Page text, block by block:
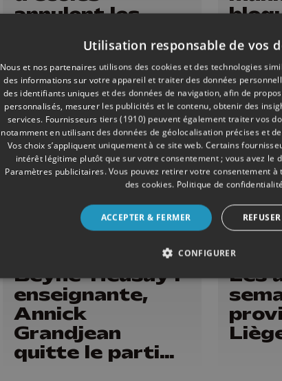
annulent les
la veille du
début des
épreuves
10/06/2026
Beyne-Heusay :
enseignante,
Annick
Grandjean
quitte le parti
Les
Utilisation responsable de vos
Nous et nos partenaires utilisons des cookies et des technologies
des informations sur votre appareil et traiter des données
des identifiants uniques et des données de navigation, afin de
personnalisés, mesurer les publicités et le contenu, obtenir des
services. Fournisseurs tiers (1910) peuvent également traiter vos
notamment en utilisant des données de géolocalisation précises et
Vos choix s’appliquent uniquement à ce site web. Certains
intérêt légitime plutôt que sur votre consentement ; vous avez le
Paramètres publicitaires. Vous pouvez retirer votre consentement à
des cookies. Politique de confidentialité
ACCEPTER & FERMER
CONFIGURER